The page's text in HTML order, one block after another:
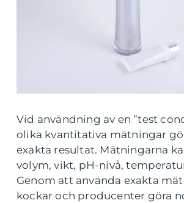
Vid användning av en ”test
olika kvantitativa mätningar
exakta resultat. Mätningarna
volym, vikt, pH-nivå,
Genom att använda exakta
kockar och producenter göra